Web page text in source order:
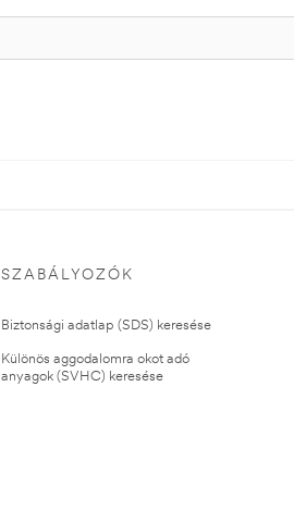
SZABÁLYOZÓK
Biztonsági adatlap (SDS) keresése
Különös aggodalomra okot adó
anyagok (SVHC) keresése